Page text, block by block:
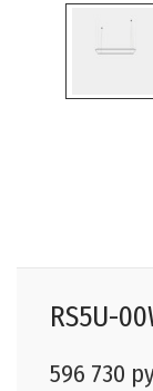
RS5U-
596 730